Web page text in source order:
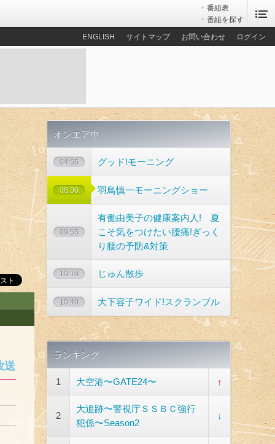
番組表
番組を探す
ENGLISH
サイトマップ お問い合わせ ログイン
送
オンエア中
04:55 グッド!モーニング
08:00 羽鳥慎一モーニングショー
09:55
有働由美子の健康案内人! 夏
こそ気をつけたい腰痛!ぎっく
り腰の予防&対策
10:10 じゅん散歩
10:40 大下容子ワイド!スクランブル
ランキング
1 大空港〜GATE24〜 ↑
2
大追跡〜警視庁ＳＳＢＣ強行
犯係〜Season2
↓